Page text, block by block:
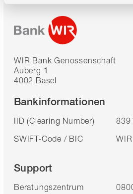
WIR Bank Genossenschaft
Auberg 1
4002 Basel
Bankinformationen
IID (Clearing Number)
SWIFT-Code / BIC
Support
Beratungszentrum